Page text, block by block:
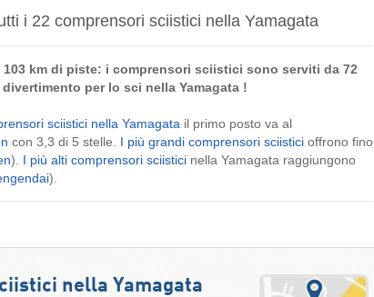
i 22 comprensori sciistici nella Yamagata
103 km di piste: i comprensori sciistici sono serviti da 72
per lo sci nella Yamagata !
sciistici nella Yamagata il primo posto va al
con 3,3 di 5 stelle. I più grandi comprensori sciistici offrono fino
). I più alti comprensori sciistici nella Yamagata raggiungono
).
nella Yamagata